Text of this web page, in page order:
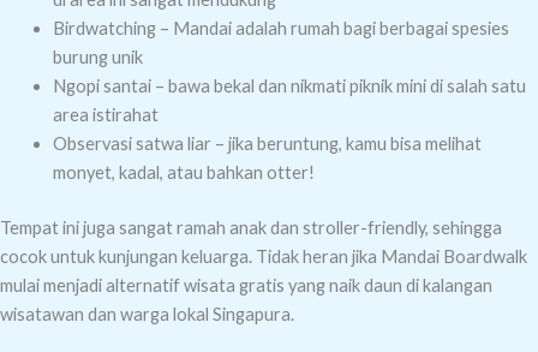
Birdwatching – Mandai adalah rumah bagi berbagai spesies
burung unik
Ngopi santai – bawa bekal dan nikmati piknik mini di salah satu
area istirahat
Observasi satwa liar – jika beruntung, kamu bisa melihat
monyet, kadal, atau bahkan otter!
Tempat ini juga sangat ramah anak dan stroller-friendly, sehingga
cocok untuk kunjungan keluarga. Tidak heran jika Mandai Boardwalk
mulai menjadi alternatif wisata gratis yang naik daun di kalangan
wisatawan dan warga lokal Singapura.